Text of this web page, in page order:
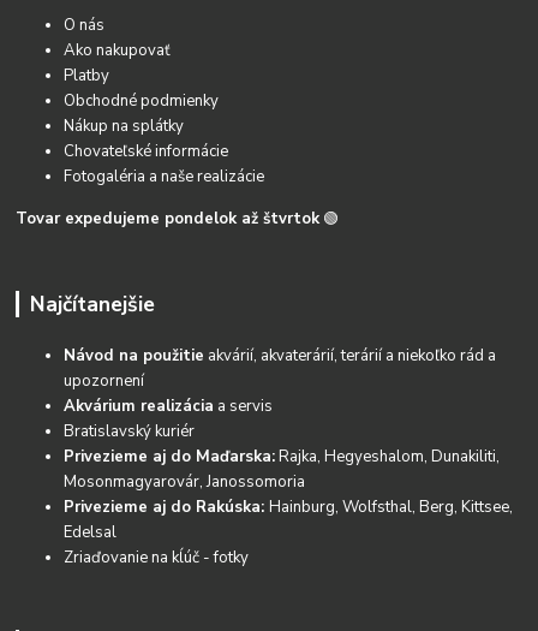
O nás
Ako nakupovať
Platby
Obchodné podmienky
Nákup na splátky
Chovateľské informácie
Fotogaléria a naše realizácie
Tovar expedujeme pondelok až štvrtok 🟢
Najčítanejšie
Návod na použitie akvárií, akvaterárií, terárií a niekoľko rád a
upozornení
Akvárium realizácia a servis
Bratislavský kuriér
Privezieme aj do Maďarska:Rajka, Hegyeshalom, Dunakiliti,
Mosonmagyarovár, Janossomoria
Privezieme aj do Rakúska:Hainburg, Wolfsthal, Berg, Kittsee,
Edelsal
Zriaďovanie na kĺúč - fotky